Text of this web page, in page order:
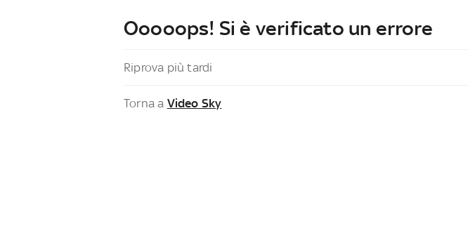
Ooooops! Si è verificato un errore
Riprova più tardi
Torna a Video Sky